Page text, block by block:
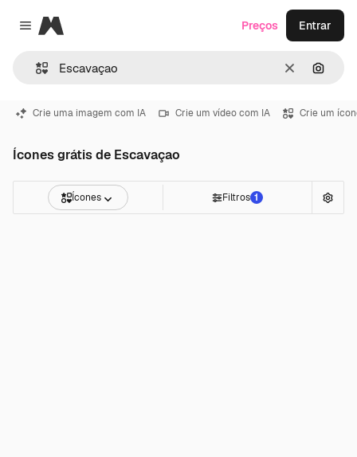
Close menu
Magnific
Limpar
Preços Entrar
Crie uma imagem com IA Crie um vídeo com IA Crie um
Ícones grátis de Escavaçao
Ícones Filtros 1